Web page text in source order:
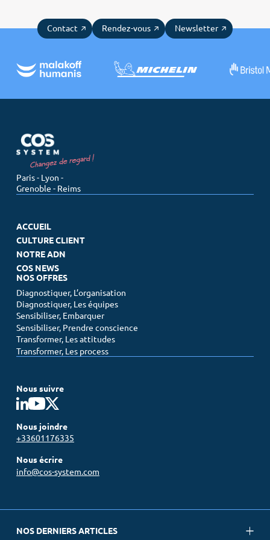
votre
recherche
Contact Rendez-vous Newsletter
Paris - Lyon -
Grenoble - Reims
ACCUEIL
CULTURE CLIENT
NOTRE ADN
COS NEWS
NOS OFFRES
Diagnostiquer, L’organisation
Diagnostiquer, Les équipes
Sensibiliser, Embarquer
Sensibiliser, Prendre conscience
Transformer, Les attitudes
Transformer, Les process
Nous suivre
Nous joindre
+33601176335
Nous écrire
info@cos-system.com
NOS DERNIERS ARTICLES